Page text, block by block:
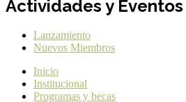
Actividades y Eventos
Lanzamiento
Nuevos Miembros
Inicio
Institucional
Programas y becas